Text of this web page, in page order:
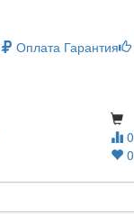
Оплата Гарантия
0
0